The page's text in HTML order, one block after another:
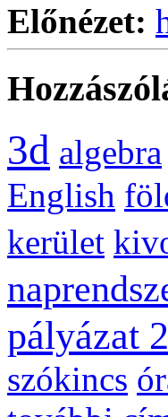
Előnézet:
3d algebra
English
kerület
pályázat
szókincs